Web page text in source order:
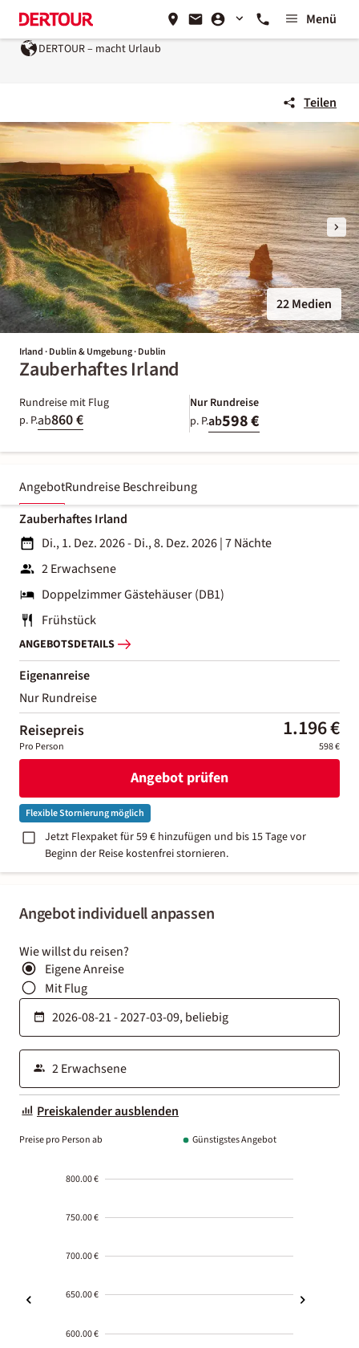
Menü
DERTOUR – macht Urlaub
Teilen
22 Medien
Irland · Dublin & Umgebung · Dublin
Zauberhaftes Irland
Rundreise mit Flug
p. P.ab860 €
Nur Rundreise
p. P.ab598 €
AngebotRundreise Beschreibung
Angebot individuell anpassen
Wie willst du reisen?
Eigene Anreise
Mit Flug
Preiskalender ausblenden
Preise pro Person ab Günstigstes Angebot
800.00 €
750.00 €
700.00 €
650.00 €
600.00 €
Zauberhaftes Irland
Di., 1. Dez. 2026 - Di., 8. Dez. 2026|7 Nächte
2 Erwachsene
Doppelzimmer Gästehäuser (DB1)
Frühstück
ANGEBOTSDETAILS
Eigenanreise
Nur Rundreise
Reisepreis 1.196 €
Pro Person 598 €
Angebot prüfen
Flexible Stornierung möglich
Jetzt Flexpaket für 59 € hinzufügen und bis 15 Tage vor
Beginn der Reise kostenfrei stornieren.